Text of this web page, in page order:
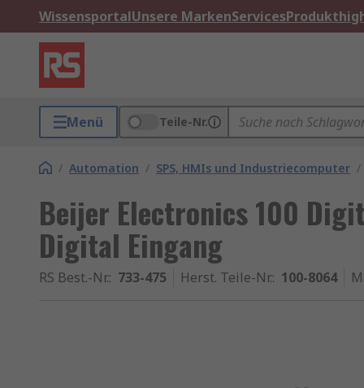
WissensportalUnsere MarkenServices
Menü Teile-Nr.
/ Automation / SPS, HMIs und Industriecomputer /
Beijer Electronics 100
Digital Eingang
RS Best.-Nr.: 733-475 Herst. Teile-Nr.: 100-8064